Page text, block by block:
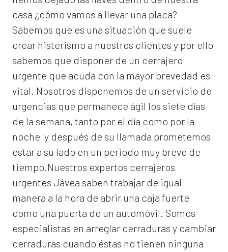
casa ¿cómo vamos a llevar una placa?
Sabemos que es una situación que suele
crear histerismo a nuestros clientes y por ello
sabemos que disponer de un cerrajero
urgente que acuda con la mayor brevedad es
vital. Nosotros disponemos de un servicio de
urgencias que permanece ágil los siete días
de la semana, tanto por el día como por la
noche y después de su llamada prometemos
estar a su lado en un periodo muy breve de
tiempo.Nuestros expertos cerrajeros
urgentes Jávea saben trabajar de igual
manera a la hora de abrir una caja fuerte
como una puerta de un automóvil. Somos
especialistas en arreglar cerraduras y cambiar
cerraduras cuando éstas no tienen ninguna